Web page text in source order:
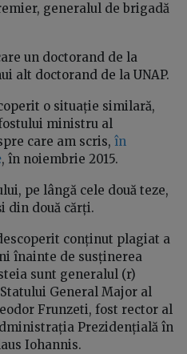
generalul de brigadă
un doctorand de la
alt doctorand de la UNAP.
o situație similară,
fostului ministru al
care am scris, în
, în noiembrie 2015.
pe lângă cele două teze,
din două cărți.
conținut plagiat a
înainte de susținerea
sunt generalul (r)
General Major al
Frunzeti, fost rector al
Prezidențială în
Iohannis.